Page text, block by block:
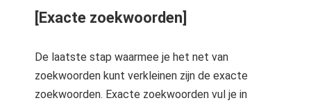
[Exacte zoekwoorden]
De laatste stap waarmee je het net van
zoekwoorden kunt verkleinen zijn de exacte
zoekwoorden. Exacte zoekwoorden vul je in